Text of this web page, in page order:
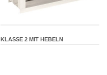
KLASSE 2 MIT HEBELN